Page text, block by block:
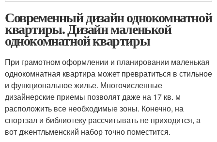
Современный дизайн однокомнатной
квартиры. Дизайн маленькой
однокомнатной квартиры
При грамотном оформлении и планировании маленькая
однокомнатная квартира может превратиться в стильное
и функциональное жилье. Многочисленные
дизайнерские приемы позволят даже на 17 кв. м
расположить все необходимые зоны. Конечно, на
спортзал и библиотеку рассчитывать не приходится, а
вот джентльменский набор точно поместится.